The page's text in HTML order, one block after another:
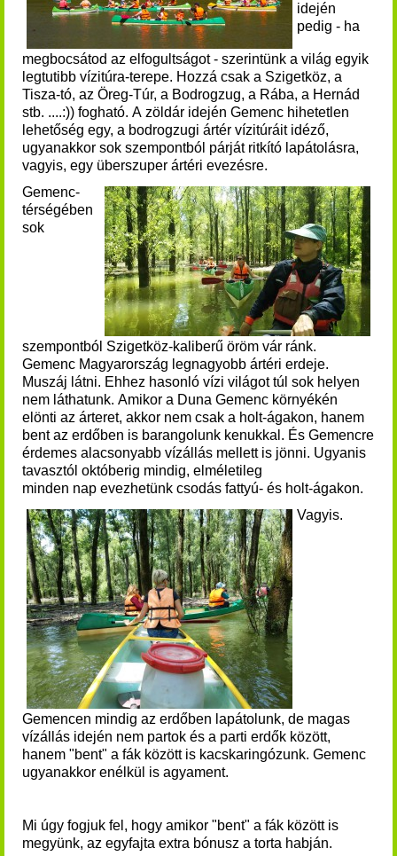
idején
pedig - ha
megbocsátod az elfogultságot - szerintünk a világ egyik
legtutibb vízitúra-terepe. Hozzá csak a Szigetköz, a
Tisza-tó, az Öreg-Túr, a Bodrogzug, a Rába, a Hernád
stb. ....:)) fogható. A zöldár idején Gemenc hihetetlen
lehetőség egy, a bodrogzugi ártér vízitúráit idéző,
ugyanakkor sok szempontból párját ritkító lapátolásra,
vagyis, egy überszuper ártéri evezésre.
Gemenc-
térségében
sok
szempontból Szigetköz-kaliberű öröm vár ránk.
Gemenc Magyarország legnagyobb ártéri erdeje.
Muszáj látni. Ehhez hasonló vízi világot túl sok helyen
nem láthatunk. Amikor a Duna Gemenc környékén
elönti az árteret, akkor nem csak a holt-ágakon, hanem
bent az erdőben is barangolunk kenukkal. És Gemencre
érdemes alacsonyabb vízállás mellett is jönni. Ugyanis
tavasztól októberig mindig, elméletileg
minden nap evezhetünk csodás fattyú- és holt-ágakon.
Vagyis.
Gemencen mindig az erdőben lapátolunk, de magas
vízállás idején nem partok és a parti erdők között,
hanem "bent" a fák között is kacskaringózunk. Gemenc
ugyanakkor enélkül is agyament.
Mi úgy fogjuk fel, hogy amikor "bent" a fák között is
megyünk, az egyfajta extra bónusz a torta habján.